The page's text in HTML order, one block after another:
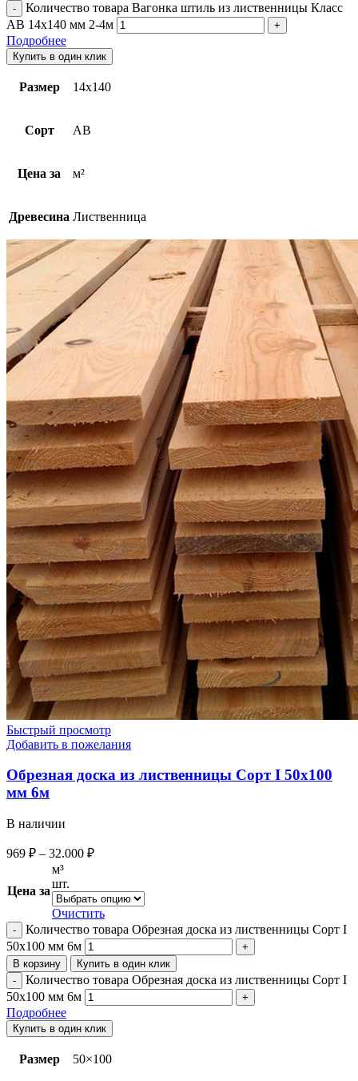
Количество товара Вагонка штиль из лиственницы Класс
АВ 14x140 мм 2-4м
Подробнее
Купить в один клик
Размер 14х140
Сорт АВ
Цена за м²
Древесина Лиственница
Быстрый просмотр
Добавить в пожелания
Обрезная доска из лиственницы Сорт I 50х100
мм 6м
В наличии
969 ₽ – 32.000 ₽
Цена за
м³
шт.
Очистить
Количество товара Обрезная доска из лиственницы Сорт I
50х100 мм 6м
В корзину Купить в один клик
Количество товара Обрезная доска из лиственницы Сорт I
50х100 мм 6м
Подробнее
Купить в один клик
Размер 50×100